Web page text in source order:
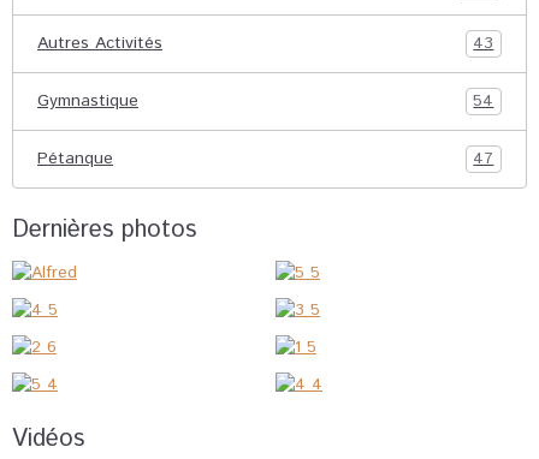
Autres Activités 43
Gymnastique 54
Pétanque 47
Dernières photos
Vidéos